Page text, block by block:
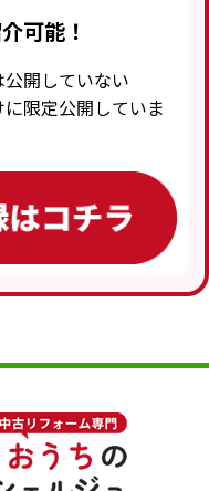
可能！
開していない
に限定公開していま